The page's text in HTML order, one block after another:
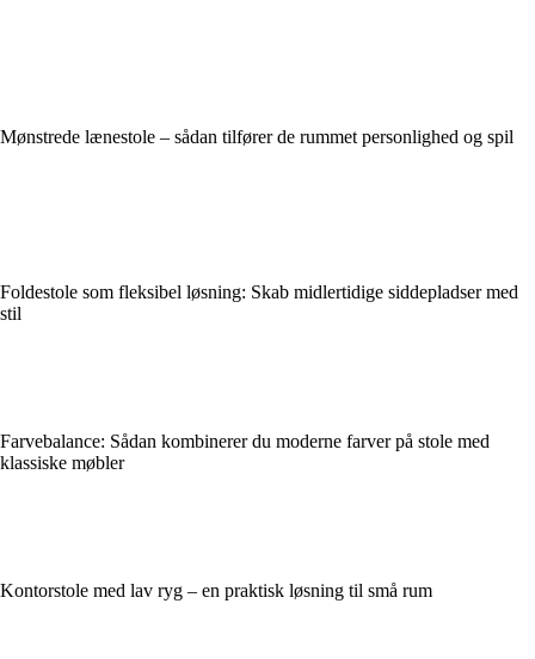
Mønstrede lænestole – sådan tilfører de rummet personlighed og spil
Foldestole som fleksibel løsning: Skab midlertidige siddepladser med
stil
Farvebalance: Sådan kombinerer du moderne farver på stole med
klassiske møbler
Kontorstole med lav ryg – en praktisk løsning til små rum